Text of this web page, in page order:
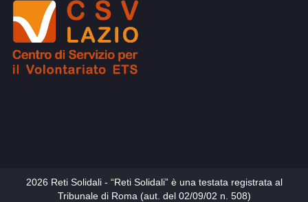
2026 Reti Solidali - “Reti Solidali” è una testata registrata al
Tribunale di Roma (aut. del 02/09/02 n. 508)